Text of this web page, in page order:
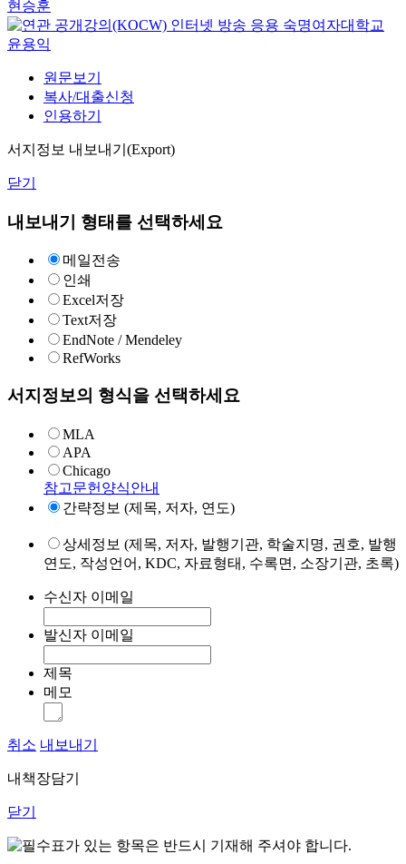
현승훈
인터넷 방송 응용 숙명여자대학교
윤용익
원문보기
복사/대출신청
인용하기
서지정보 내보내기(Export)
닫기
내보내기 형태를 선택하세요
메일전송
인쇄
Excel저장
Text저장
EndNote / Mendeley
RefWorks
서지정보의 형식을 선택하세요
MLA
APA
Chicago
참고문헌양식안내
간략정보 (제목, 저자, 연도)
상세정보 (제목, 저자, 발행기관, 학술지명, 권호, 발행
연도, 작성언어, KDC, 자료형태, 수록면, 소장기관, 초록)
수신자 이메일
발신자 이메일
제목
메모
취소 내보내기
내책장담기
닫기
표가 있는 항목은 반드시 기재해 주셔야 합니다.